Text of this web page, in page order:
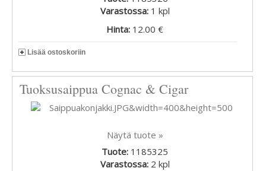
Varastossa: 1 kpl
Hinta: 12.00 €
Lisää ostoskoriin
Tuoksusaippua Cognac & Cigar
Näytä tuote »
Tuote: 1185325
Varastossa: 2 kpl